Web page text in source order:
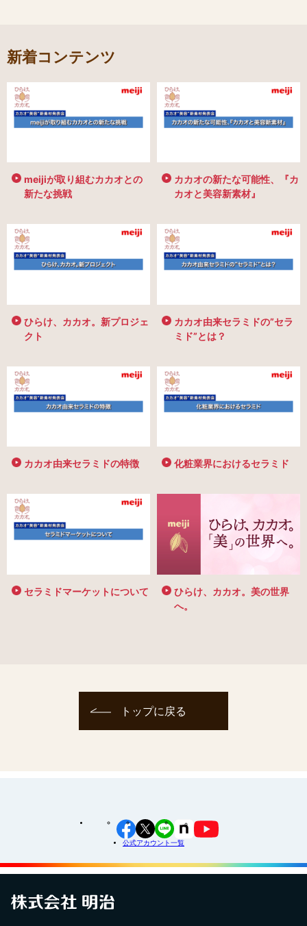
新着コンテンツ
meijiが取り組むカカオとの
新たな挑戦
カカオの新たな可能性、『カ
カオと美容新素材』
ひらけ、カカオ。新プロジェ
クト
カカオ由来セラミドの”セラ
ミド”とは？
カカオ由来セラミドの特徴 化粧業界におけるセラミド
セラミドマーケットについて
ひらけ、カカオ。美の世界
へ。
トップに戻る
公式アカウント一覧